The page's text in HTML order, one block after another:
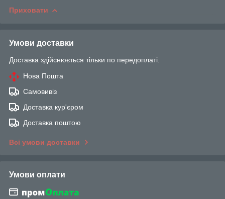
Приховати
Умови доставки
Доставка здійснюється тільки по передоплаті.
Нова Пошта
Самовивіз
Доставка кур'єром
Доставка поштою
Всі умови доставки
Умови оплати